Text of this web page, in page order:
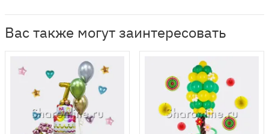
Вас также могут заинтересовать